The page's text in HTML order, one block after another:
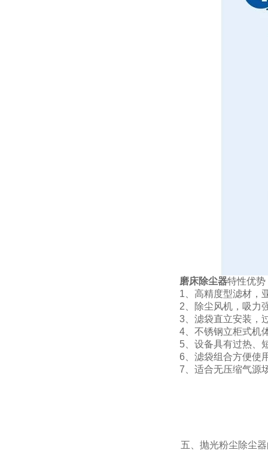
磨床除尘器特性优势
1、高精度型滤材，
2、除尘风机，吸力
3、滤袋直立安装，
4、不锈钢立柜式机
5、设备具有过热、
6、滤袋组合方便使
7、适合无压缩气源
五、抛光粉尘除尘